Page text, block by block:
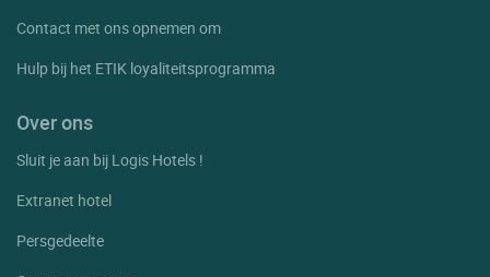
Contact met ons opnemen om
Hulp bij het ETIK loyaliteitsprogramma
Over ons
Sluit je aan bij Logis Hotels !
Extranet hotel
Persgedeelte